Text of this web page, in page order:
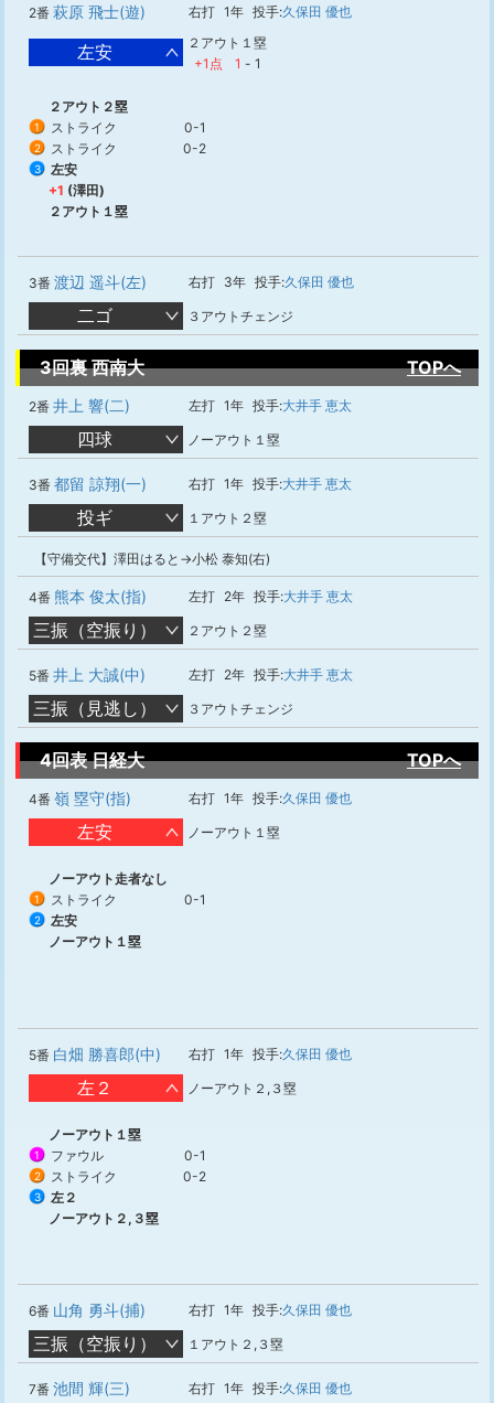
2番 萩原 飛士(遊) 右打 1年 投手:久保田 優也
左安
２アウト１塁
+1点
1 - 1
２アウト２塁
1 ストライク 0-1
2 ストライク 0-2
3
左安
+1 (澤田)
２アウト１塁
3番 渡辺 遥斗(左) 右打 3年 投手:久保田 優也
二ゴ ３アウトチェンジ
3回裏 西南大 TOPへ
2番 井上 響(二) 左打 1年 投手:大井手 恵太
四球 ノーアウト１塁
3番 都留 諒翔(一) 右打 1年 投手:大井手 恵太
投ギ １アウト２塁
【守備交代】澤田はると→小松 泰知(右)
4番 熊本 俊太(指) 左打 2年 投手:大井手 恵太
三振（空振り） ２アウト２塁
5番 井上 大誠(中) 左打 2年 投手:大井手 恵太
三振（見逃し） ３アウトチェンジ
4回表 日経大 TOPへ
4番 嶺 塁守(指) 右打 1年 投手:久保田 優也
左安 ノーアウト１塁
ノーアウト走者なし
1 ストライク 0-1
2
左安
ノーアウト１塁
5番 白畑 勝喜郎(中) 右打 1年 投手:久保田 優也
左２ ノーアウト２,３塁
ノーアウト１塁
1 ファウル 0-1
2 ストライク 0-2
3
左２
ノーアウト２,３塁
6番 山角 勇斗(捕) 右打 1年 投手:久保田 優也
三振（空振り） １アウト２,３塁
7番 池間 輝(三) 右打 1年 投手:久保田 優也